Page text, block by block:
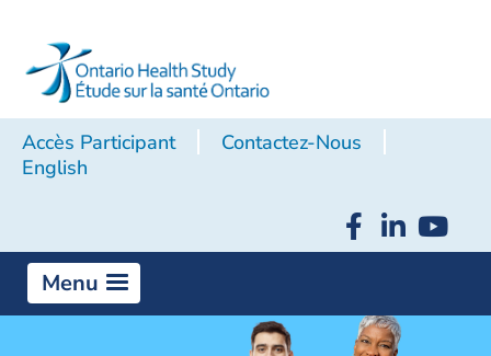
Accès Participant
Contactez-Nous
English
Menu